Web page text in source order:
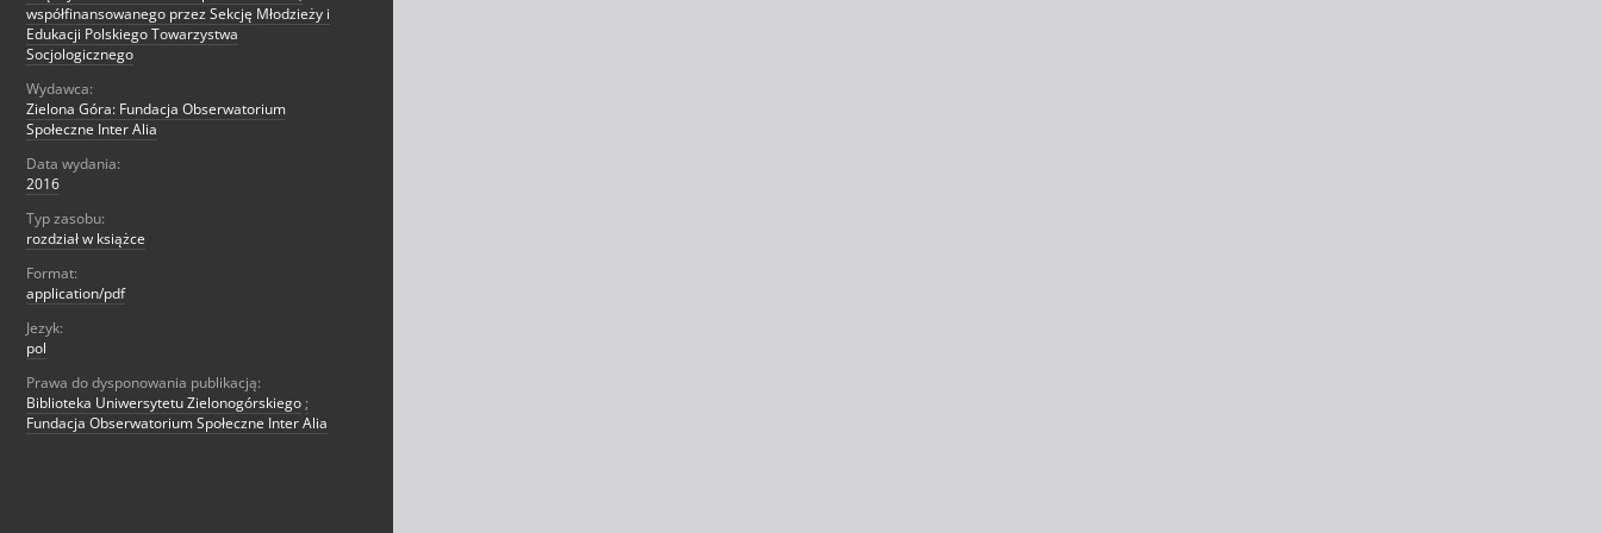
współfinansowanego przez Sekcję Młodzieży i
Edukacji Polskiego Towarzystwa
Socjologicznego
Wydawca:
Zielona Góra: Fundacja Obserwatorium
Społeczne Inter Alia
Data wydania:
2016
Typ zasobu:
rozdział w książce
Format:
application/pdf
Jezyk:
pol
Prawa do dysponowania publikacją:
Biblioteka Uniwersytetu Zielonogórskiego ;
Fundacja Obserwatorium Społeczne Inter Alia